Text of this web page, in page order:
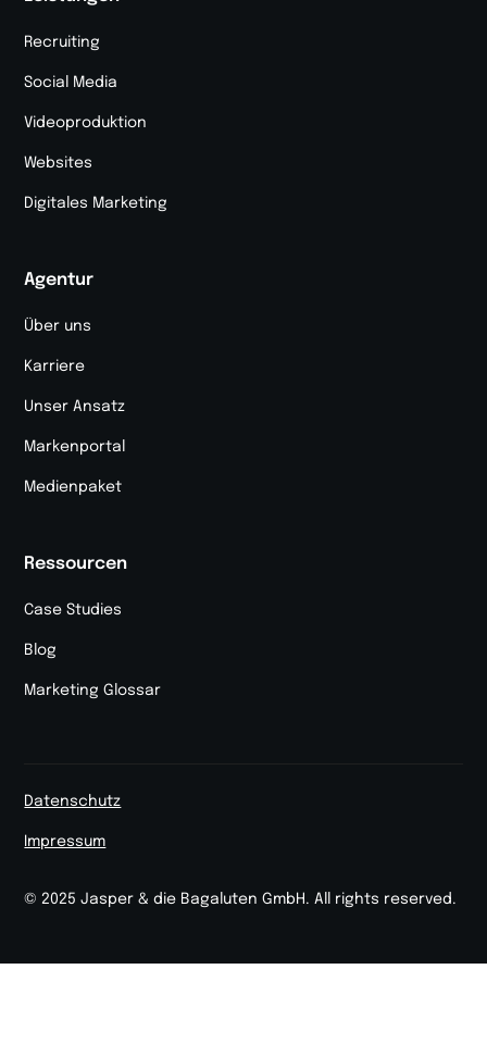
Recruiting
Social Media
Videoproduktion
Websites
Digitales Marketing
Agentur
Über uns
Karriere
Unser Ansatz
Markenportal
Medienpaket
Ressourcen
Case Studies
Blog
Marketing Glossar
© 2025 Jasper & die Bagaluten GmbH. All rights reserved.
Datenschutz
Impressum